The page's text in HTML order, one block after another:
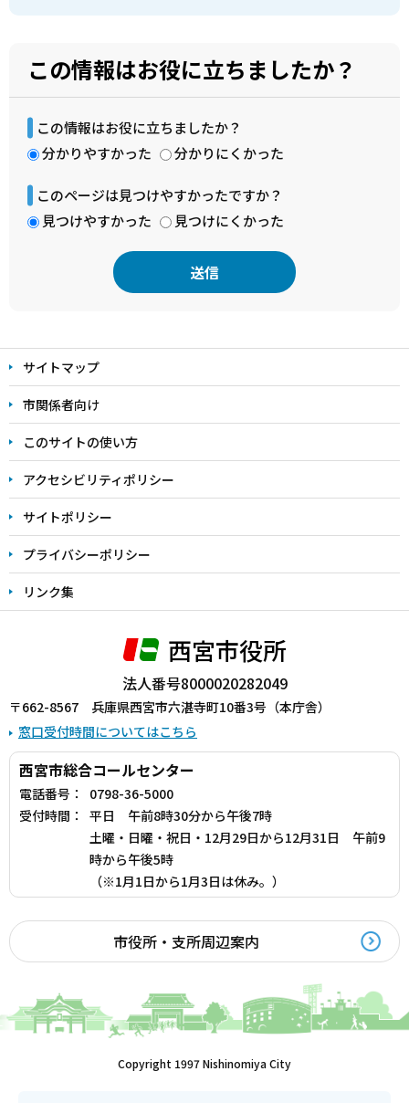
この情報はお役に立ちましたか？
この情報はお役に立ちましたか？
分かりやすかった
分かりにくかった
このページは見つけやすかったですか？
見つけやすかった
見つけにくかった
文
こ
こ
ま
で
サイトマップ
市関係者向け
このサイトの使い方
アクセシビリティポリシー
サイトポリシー
プライバシーポリシー
リンク集
西宮市役所
法人番号8000020282049
〒662-8567 兵庫県西宮市六湛寺町10番3号（本庁舎）
窓口受付時間についてはこちら
西宮市総合コールセンター
電話番号：
0798-36-5000
受付時間：
平日 午前8時30分から午後7時
土曜・日曜・祝日・12月29日から12月31日 午前9
時から午後5時
（※1月1日から1月3日は休み。）
市役所・支所周辺案内
Copyright 1997 Nishinomiya City